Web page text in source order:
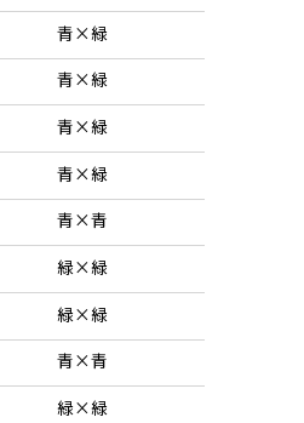
青×緑
青×緑
青×緑
青×緑
青×青
緑×緑
緑×緑
青×青
緑×緑